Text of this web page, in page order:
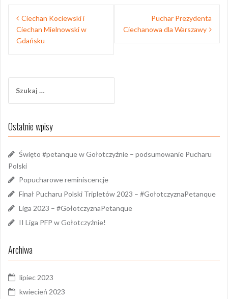
Nawigacja
wpisu
Ciechan Kociewski i
Ciechan Mielnowski w
Gdańsku
Puchar Prezydenta
Ciechanowa dla Warszawy
Ostatnie wpisy
Święto #petanque w Gołotczyźnie – podsumowanie Pucharu
Polski
Popucharowe reminiscencje
Finał Pucharu Polski Tripletów 2023 – #GołotczyznaPetanque
Liga 2023 – #GołotczyznaPetanque
II Liga PFP w Gołotczyźnie!
Archiwa
lipiec 2023
kwiecień 2023